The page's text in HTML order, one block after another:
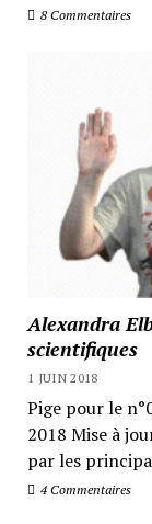
8 Commentaires
Alexandra
scientifiques
1 JUIN 2018
Pige pour le
2018 Mise à
par les
4 Commentaires